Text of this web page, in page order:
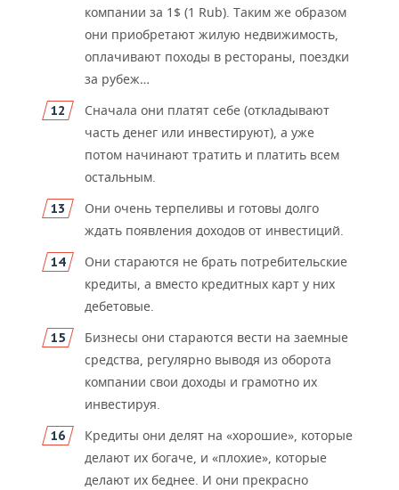
компании за 1$ (1 Rub). Таким же образом
они приобретают жилую недвижимость,
оплачивают походы в рестораны, поездки
за рубеж…
Сначала они платят себе (откладывают
часть денег или инвестируют), а уже
потом начинают тратить и платить всем
остальным.
Они очень терпеливы и готовы долго
ждать появления доходов от инвестиций.
Они стараются не брать потребительские
кредиты, а вместо кредитных карт у них
дебетовые.
Бизнесы они стараются вести на заемные
средства, регулярно выводя из оборота
компании свои доходы и грамотно их
инвестируя.
Кредиты они делят на «хорошие», которые
делают их богаче, и «плохие», которые
делают их беднее. И они прекрасно